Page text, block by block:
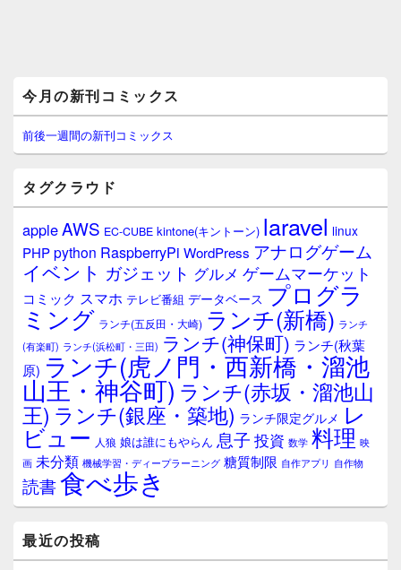
イ
ン
サ
イ
ウ
ィ
ジ
ェ
ア
今月の新刊コミックス
前後一週間の新刊コミックス
タグクラウド
appleAWS EC-CUBE kintone(キントーン) laravel linux
PHPpython RaspberryPi WordPress アナログゲーム
イベント ガジェット グルメ ゲームマーケット
コミック スマホ テレビ番組 データベース プログラ
ミング ランチ(五反田・大崎) ランチ(新橋) ランチ
(有楽町) ランチ(浜松町・三田) ランチ(神保町) ランチ(秋葉
原) ランチ(虎ノ門・西新橋・溜池
山王・神谷町) ランチ(赤坂・溜池山
王) ランチ(銀座・築地) ランチ限定グルメ レ
ビュー 人狼 娘は誰にもやらん 息子 投資 数学 料理 映
画 未分類 機械学習・ディープラーニング 糖質制限 自作アプリ 自作物
読書食べ歩き
最近の投稿